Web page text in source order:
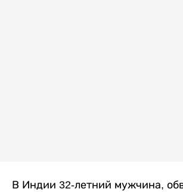
В Индии 32-летний мужчина,